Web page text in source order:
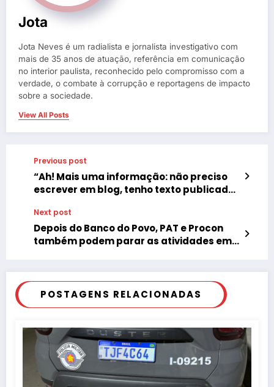
Jota
Jota Neves é um radialista e jornalista investigativo com
mais de 35 anos de atuação, referência em comunicação
no interior paulista, reconhecido pelo compromisso com a
verdade, o combate à corrupção e reportagens de impacto
sobre a sociedade.
View All Posts
Previous post
“Ah! Mais uma informação: não preciso
escrever em blog, tenho texto publicado
biblioteca da UFSCAR.”, secretária
municipal da Educação de Tupã, Carla
Ortega Brandão, após ser acusada de
Next post
Depois do Banco do Povo, PAT e Procon
também podem parar as atividades em
POSTAGENS RELACIONADAS